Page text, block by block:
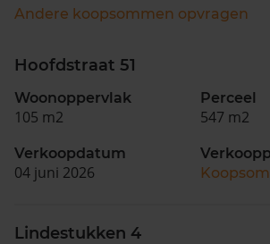
Andere koopsommen opvragen
Hoofdstraat 51
Woonoppervlak
105 m2
Perceel
547 m2
Verkoopdatum
04 juni 2026
Lindestukken 4